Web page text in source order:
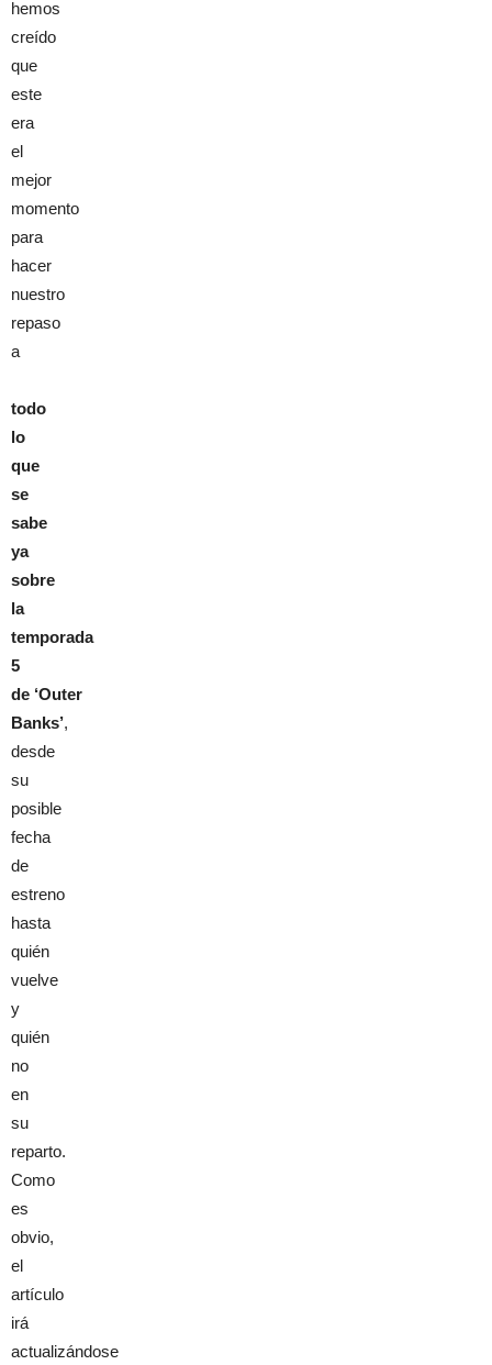
hemos
creído
que
este
era
el
mejor
momento
para
hacer
nuestro
repaso
a
todo
lo
que
se
sabe
ya
sobre
la
temporada
5
de ‘Outer
Banks’,
desde
su
posible
fecha
de
estreno
hasta
quién
vuelve
y
quién
no
en
su
reparto.
Como
es
obvio,
el
artículo
irá
actualizándose